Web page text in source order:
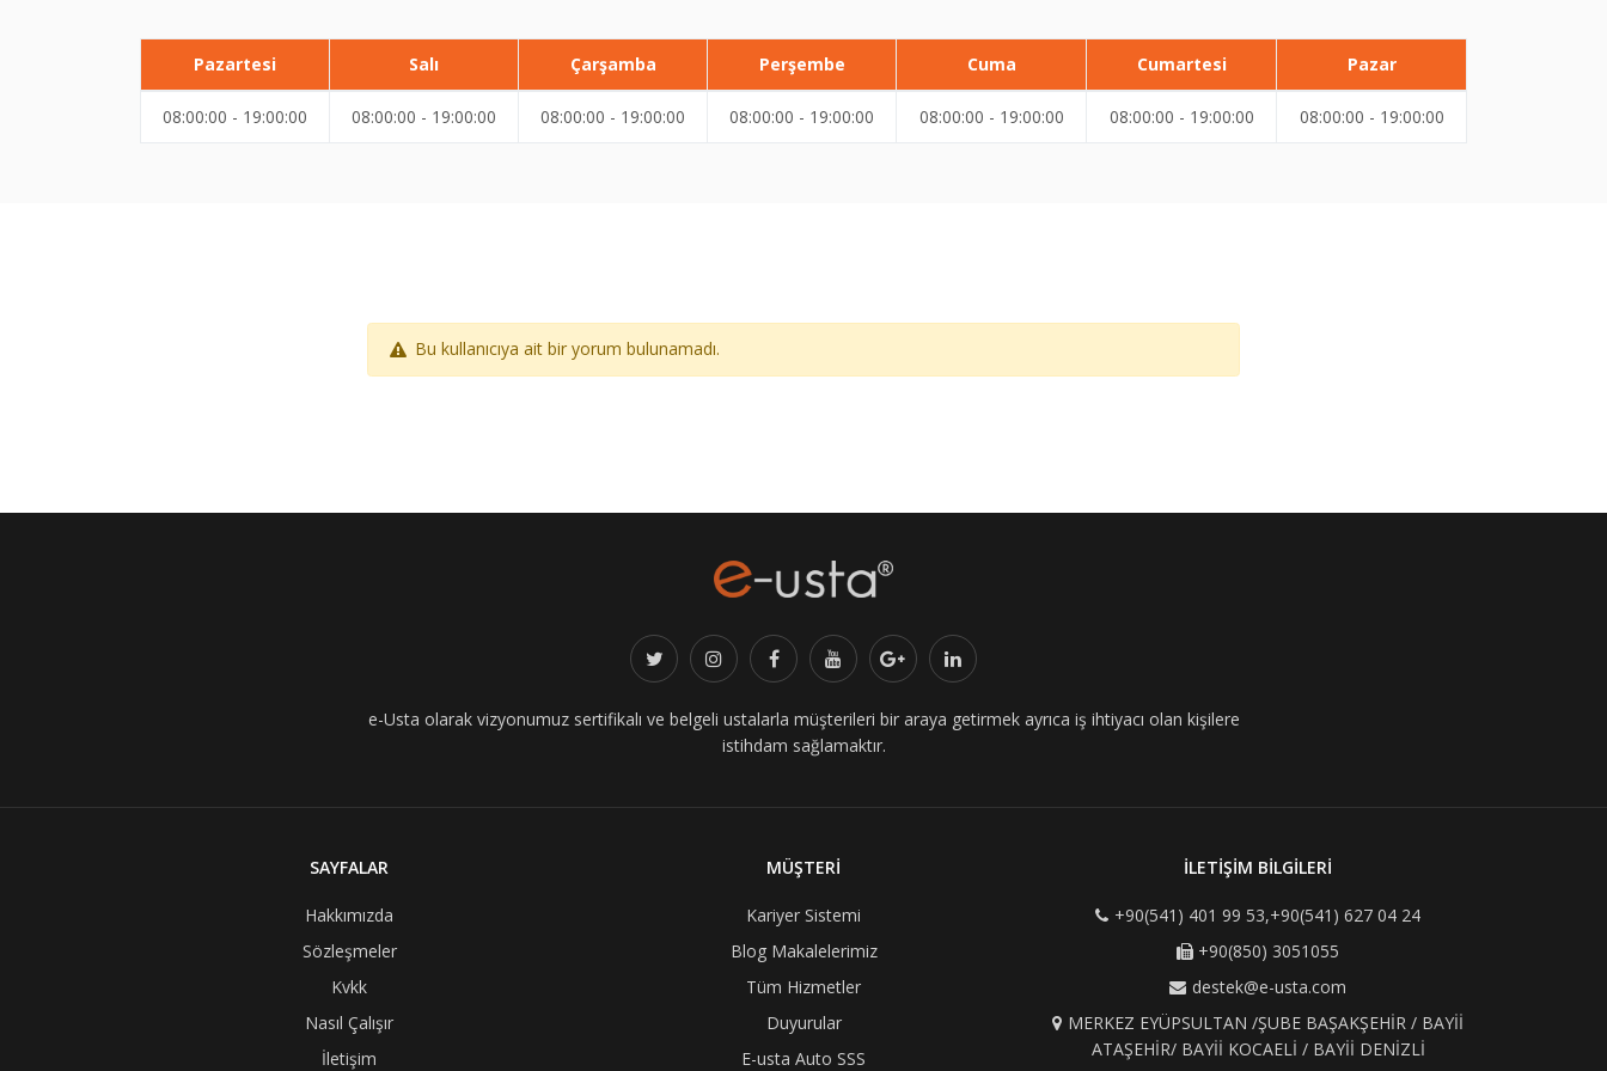
Pazartesi Salı Çarşamba Perşembe Cuma Cumartesi Pazar
08:00:00 - 19:00:00 08:00:00 - 19:00:00 08:00:00 - 19:00:00 08:00:00 - 19:00:00 08:00:00 - 19:00:00 08:00:00 - 19:00:00 08:00:00 - 19:00:00
Bu kullanıcıya ait bir yorum bulunamadı.
e-Usta olarak vizyonumuz sertifikalı ve belgeli ustalarla müşterileri bir araya getirmek ayrıca iş ihtiyacı olan kişilere
istihdam sağlamaktır.
SAYFALAR
Hakkımızda
Sözleşmeler
Kvkk
Nasıl Çalışır
İletişim
MÜŞTERİ
Kariyer Sistemi
Blog Makalelerimiz
Tüm Hizmetler
Duyurular
E-usta Auto SSS
İLETİŞİM BİLGİLERİ
+90(541) 401 99 53,+90(541) 627 04 24
+90(850) 3051055
destek@e-usta.com
MERKEZ EYÜPSULTAN /ŞUBE BAŞAKŞEHİR / BAYİİ
ATAŞEHİR/ BAYİİ KOCAELİ / BAYİİ DENİZLİ